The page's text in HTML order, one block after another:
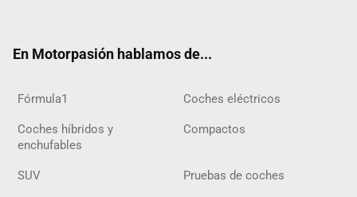
En Motorpasión hablamos de...
Fórmula1 Coches eléctricos
Coches híbridos y
enchufables
Compactos
SUV Pruebas de coches